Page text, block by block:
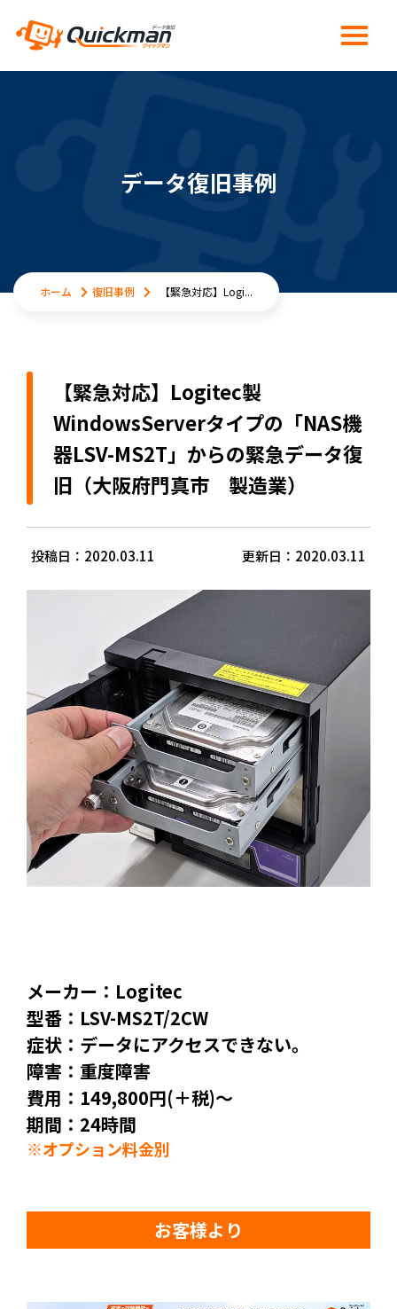
データ復旧事例
ホーム 復旧事例 【緊急対応】Logi...
【緊急対応】Logitec製
WindowsServerタイプの「NAS機
器LSV-MS2T」からの緊急データ復
旧（大阪府門真市 製造業）
投稿日：2020.03.11 更新日：2020.03.11
メーカー：Logitec
型番：LSV-MS2T/2CW
症状：データにアクセスできない。
障害：重度障害
費用：149,800円(＋税)～
期間：24時間
※オプション料金別
お客様より